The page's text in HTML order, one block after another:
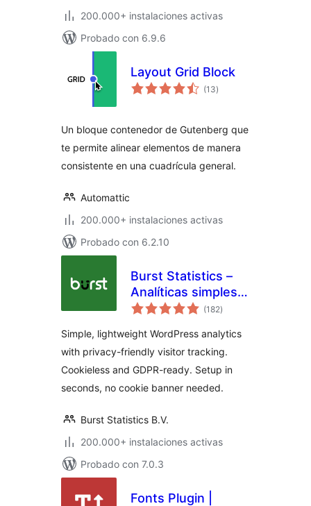
200.000+ instalaciones activas
Probado con 6.9.6
Layout Grid Block
(13valoraciones
en
)
Un bloque contenedor de Gutenberg que
te permite alinear elementos de manera
consistente en una cuadrícula general.
Automattic
200.000+ instalaciones activas
Probado con 6.2.10
Burst Statistics –
Analíticas simples
para WordPress
Google Analytics)
(182valoraciones
en
)
Simple, lightweight WordPress analytics
with privacy-friendly visitor tracking.
Cookieless and GDPR-ready. Setup in
seconds, no cookie banner needed.
Burst Statistics B.V.
200.000+ instalaciones activas
Probado con 7.0.3
Fonts Plugin |